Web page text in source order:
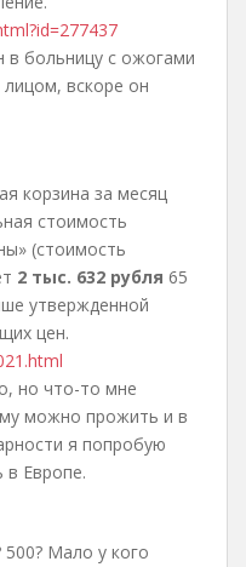
в больницу с ожогами
вскоре он
корзина за месяц
стоимость
(стоимость
2 тыс. 632 рубля 65
утвержденной
цен.
но что-то мне
можно прожить и в
я попробую
в Европе.
500? Мало у кого